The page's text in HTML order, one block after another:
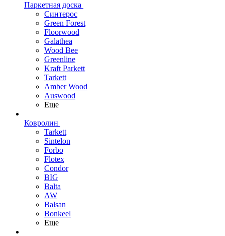
Паркетная доска
Синтерос
Green Forest
Floorwood
Galathea
Wood Bee
Greenline
Kraft Parkett
Tarkett
Amber Wood
Auswood
Еще
Ковролин
Tarkett
Sintelon
Forbo
Flotex
Condor
BIG
Balta
AW
Balsan
Bonkeel
Еще